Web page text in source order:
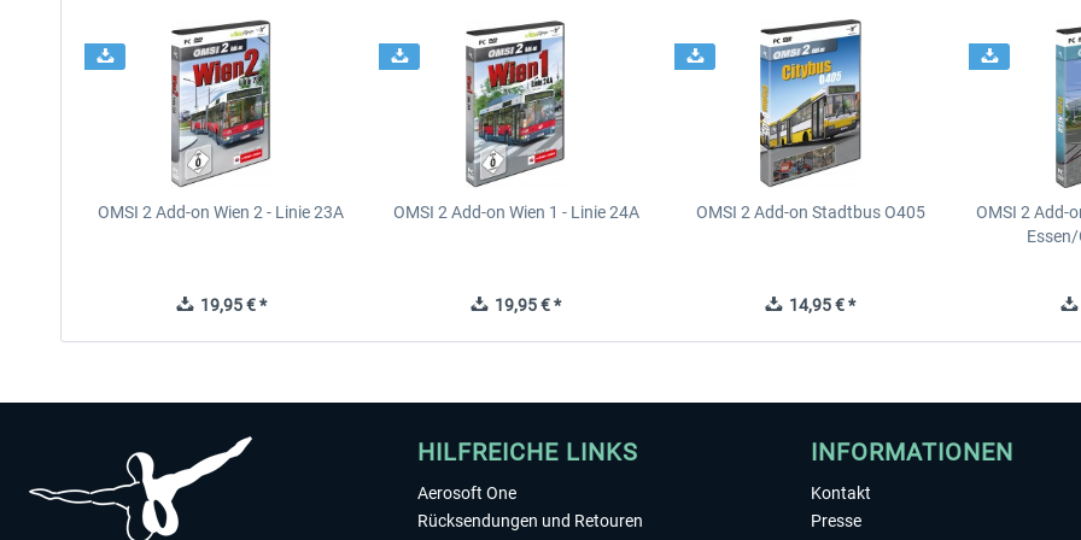
OMSI 2 Add-on Wien 2 - Linie 23A
19,95 € *
OMSI 2 Add-on Wien 1 - Linie 24A
19,95 € *
OMSI 2 Add-on Stadtbus O405
14,95 € *
OMSI 2 Add-
HILFREICHE LINKS
Aerosoft One
Rücksendungen und Retouren
INFORMATIONEN
Kontakt
Presse